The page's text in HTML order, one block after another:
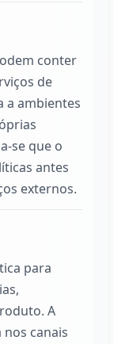
conter
de
a ambientes
se que o
antes
externos.
para
A
canais